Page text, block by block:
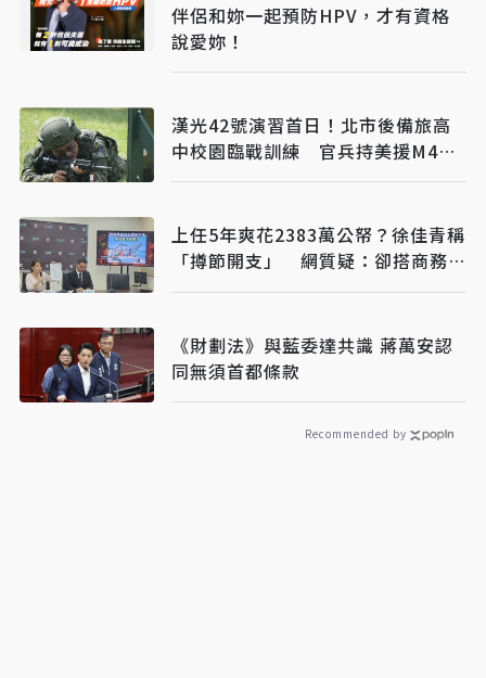
伴侶和妳一起預防HPV，才有資格
說愛妳！
漢光42號演習首日！北市後備旅高
中校園臨戰訓練 官兵持美援M4A1
步槍操練
上任5年爽花2383萬公帑？徐佳青稱
「撙節開支」 網質疑：卻搭商務
艙？
《財劃法》與藍委達共識 蔣萬安認
同無須首都條款
Recommended by